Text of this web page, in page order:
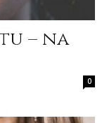
– na
0